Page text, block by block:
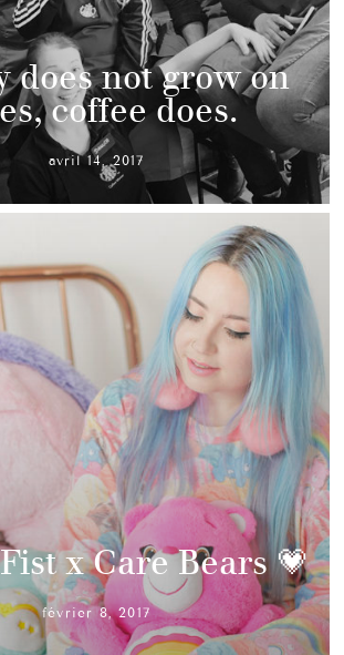
does not grow on
coffee does.
avril 14, 2017
x Care Bears 💗
février 8, 2017